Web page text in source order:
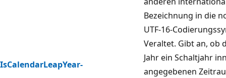
Bezeichnung in die
UTF-16-
IsCalendarLeapYear-
Veraltet. Gibt an, ob
Jahr ein Schaltjahr
angegebenen